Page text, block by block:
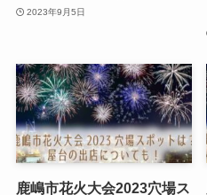
2023年9月5日
鹿嶋市花火大会2023穴場ス